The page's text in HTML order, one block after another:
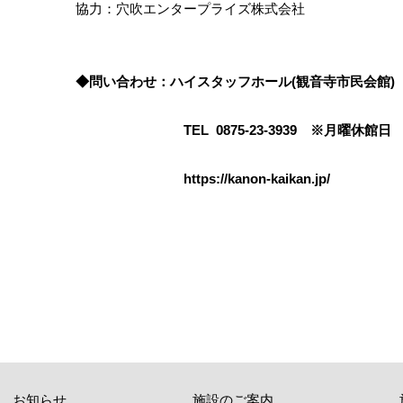
協力：穴吹エンタープライズ株式会社
◆問い合わせ：ハイスタッフホール(観音寺市民会館)
TEL 0875-23-3939 ※月曜休館日
https://kanon-kaikan.jp/
お知らせ 施設のご案内